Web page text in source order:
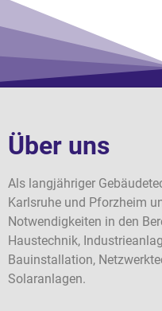
Über uns
Als langjähriger
Karlsruhe und Pforzheim
Notwendigkeiten in den
Haustechnik,
Bauinstallation,
Solaranlagen.